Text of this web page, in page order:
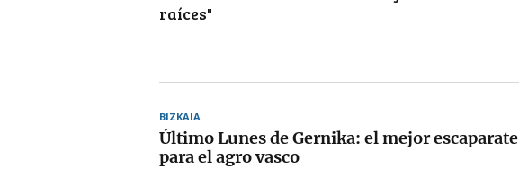
raíces"
BIZKAIA
Último Lunes de Gernika: el mejor escaparate
para el agro vasco